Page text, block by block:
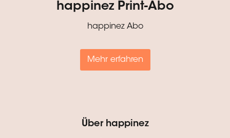
happinez Print-Abo
happinez Abo
Mehr erfahren
Über happinez